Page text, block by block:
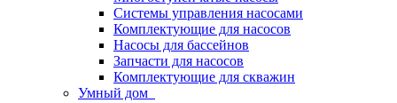
Системы управления насосами
Комплектующие для насосов
Насосы для бассейнов
Запчасти для насосов
Комплектующие для скважин
Умный дом